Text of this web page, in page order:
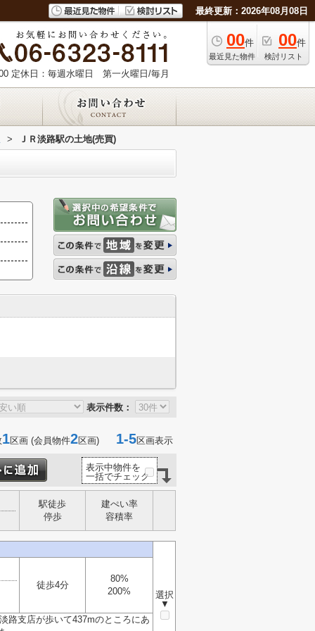
最終更新：2026年08月08日
00件
最近見た物件
00件
検討リスト
定休日：毎週水曜日 第一火曜日/毎月
> ＪＲ淡路駅の土地(売買)
表示件数：
1区画 (会員物件2区画) 1-5区画表示
表示中物件を
一括でチェック
駅徒歩
停歩
建ぺい率
容積率
選択
▼
徒歩4分
80%
200%
路支店が歩いて437mのところにあ